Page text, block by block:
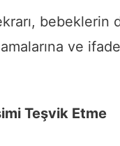
bebeklerin
ve
Teşvik Etme